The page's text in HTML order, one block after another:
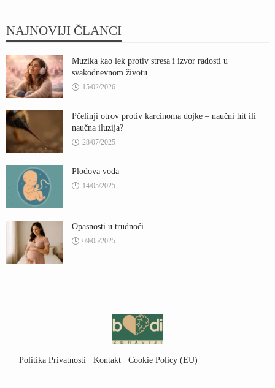
NAJNOVIJI ČLANCI
Muzika kao lek protiv stresa i izvor radosti u
svakodnevnom životu
15/02/2026
Pčelinji otrov protiv karcinoma dojke – naučni hit ili
naučna iluzija?
28/07/2025
Plodova voda
14/05/2025
Opasnosti u trudnoći
09/05/2025
Politika Privatnosti Kontakt Cookie Policy (EU)